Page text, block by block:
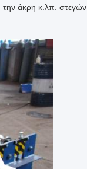
άκρη κ.λπ. στεγών.